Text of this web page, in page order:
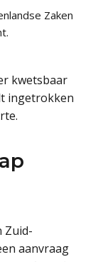
Zaken
kwetsbaar
ingetrokken
Zuid-
aanvraag